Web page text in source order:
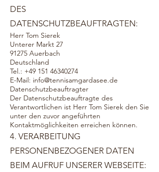
DES
DATENSCHUTZBEAUFTRAGTEN:
Herr Tom Sierek
Unterer Markt 27
91275 Auerbach
Deutschland
Tel.: +49 151 46340274
E-Mail: info@tennisamgardasee.de
Datenschutzbeauftragter
Der Datenschutzbeauftragte des
Verantwortlichen ist Herr Tom Sierek den Sie
unter den zuvor angeführten
Kontaktmöglichkeiten erreichen können.
4. VERARBEITUNG
PERSONENBEZOGENER DATEN
BEIM AUFRUF UNSERER WEBSEITE: